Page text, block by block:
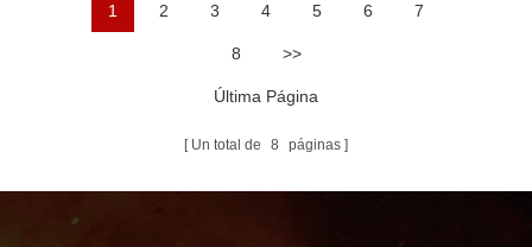
1 2 3 4 5 6 7
8 >>
Última Página
Un total de 8 páginas